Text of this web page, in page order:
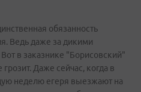
обязанность
Ведь даже за дикими
в заказнике "Борисовский"
Даже сейчас, когда в
неделю егеря выезжают на